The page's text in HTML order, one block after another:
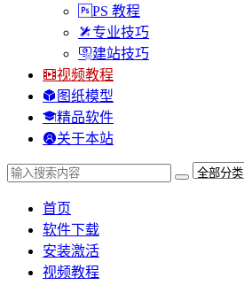
PS 教程
专业技巧
建站技巧
视频教程
图纸模型
精品软件
关于本站
首页
软件下载
安装激活
视频教程